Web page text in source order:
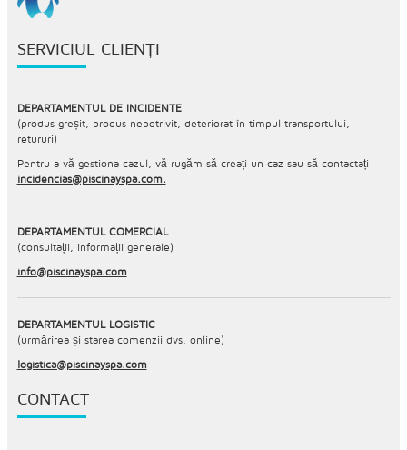
SERVICIUL CLIENȚI
DEPARTAMENTUL DE INCIDENTE
(produs greșit, produs nepotrivit, deteriorat în timpul transportului,
retururi)
Pentru a vă gestiona cazul, vă rugăm să creați un caz sau să contactați
incidencias@piscinayspa.com.
DEPARTAMENTUL COMERCIAL
(consultații, informații generale)
info@piscinayspa.com
DEPARTAMENTUL LOGISTIC
(urmărirea și starea comenzii dvs. online)
logistica@piscinayspa.com
CONTACT